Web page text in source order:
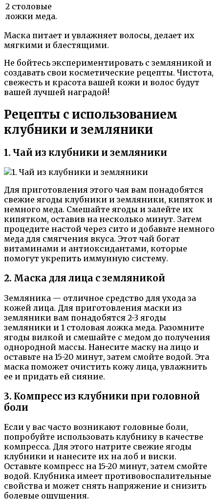
2 столовые
ложки меда.
Маска питает и увлажняет волосы, делает их
мягкими и блестящими.
Не бойтесь экспериментировать с земляникой и
создавать свои косметические рецепты. Чистота,
свежесть и красота вашей кожи и волос будут
вашей лучшей наградой!
Рецепты с использованием
клубники и земляники
1. Чай из клубники и земляники
Для приготовления этого чая вам понадобятся
свежие ягоды клубники и земляники, кипяток и
немного меда. Смешайте ягоды и залейте их
кипятком, оставив на несколько минут. Затем
процедите настой через сито и добавьте немного
меда для смягчения вкуса. Этот чай богат
витаминами и антиоксидантами, которые
помогут укрепить иммунную систему.
2. Маска для лица с земляникой
Земляника — отличное средство для ухода за
кожей лица. Для приготовления маски из
земляники вам понадобятся 2-3 ягоды
земляники и 1 столовая ложка меда. Разомните
ягоды вилкой и смешайте с медом до получения
однородной массы. Нанесите маску на лицо и
оставьте на 15-20 минут, затем смойте водой. Эта
маска поможет очистить кожу лица, увлажнить
ее и придать ей сияние.
3. Компресс из клубники при головной
боли
Если у вас часто возникают головные боли,
попробуйте использовать клубнику в качестве
компресса. Для этого натрите свежие ягоды
клубники и нанесите их на лоб и виски.
Оставьте компресс на 15-20 минут, затем смойте
водой. Клубника имеет противовоспалительные
свойства и может снять напряжение и снизить
болевые ощущения.